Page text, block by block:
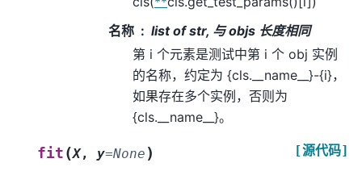
名称
list of str, 与 objs 长度相同
第 i 个元素是测试中第 i 个 obj 实例
的名称，约定为 {cls.__name__}-{i}，
如果存在多个实例，否则为
{cls.__name__}。
fit (X, y=None ) [源代码]